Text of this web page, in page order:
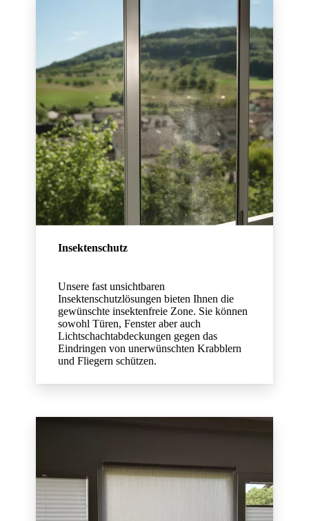
Insektenschutz
Unsere fast unsichtbaren
Insektenschutzlösungen bieten Ihnen die
gewünschte insektenfreie Zone. Sie können
sowohl Türen, Fenster aber auch
Lichtschachtabdeckungen gegen das
Eindringen von unerwünschten Krabblern
und Fliegern schützen.